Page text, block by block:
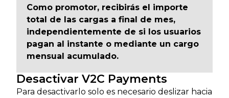
Como promotor, recibirás el importe
total de las cargas a final de mes,
independientemente de si los usuarios
pagan al instante o mediante un cargo
mensual acumulado.
Desactivar V2C Payments
Para desactivarlo solo es necesario deslizar hacia